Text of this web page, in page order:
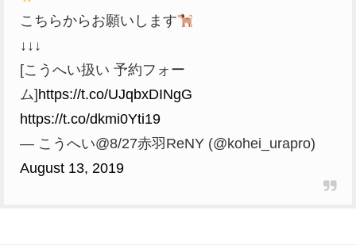
こちらからお願いします
↓↓↓
[こうへい扱い 予約フォー
ム]https://t.co/UJqbxDINgG
https://t.co/dkmi0Yti19
— こうへい@8/27赤羽ReNY (@kohei_urapro)
August 13, 2019